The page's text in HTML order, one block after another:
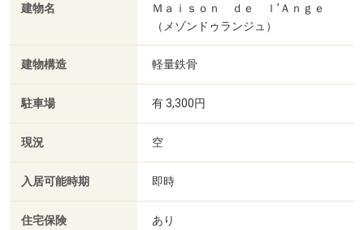
建物名
Ｍａｉｓｏｎ ｄｅ ｌ’Ａｎｇｅ
（メゾンドゥランジュ）
建物構造 軽量鉄骨
駐車場 有 3,300円
現況 空
入居可能時期 即時
住宅保険 あり